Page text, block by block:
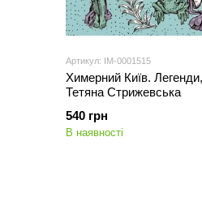
Артикул: IM-0001515
Химерний Київ.
Тетяна Стрижевська
540 грн
В наявності